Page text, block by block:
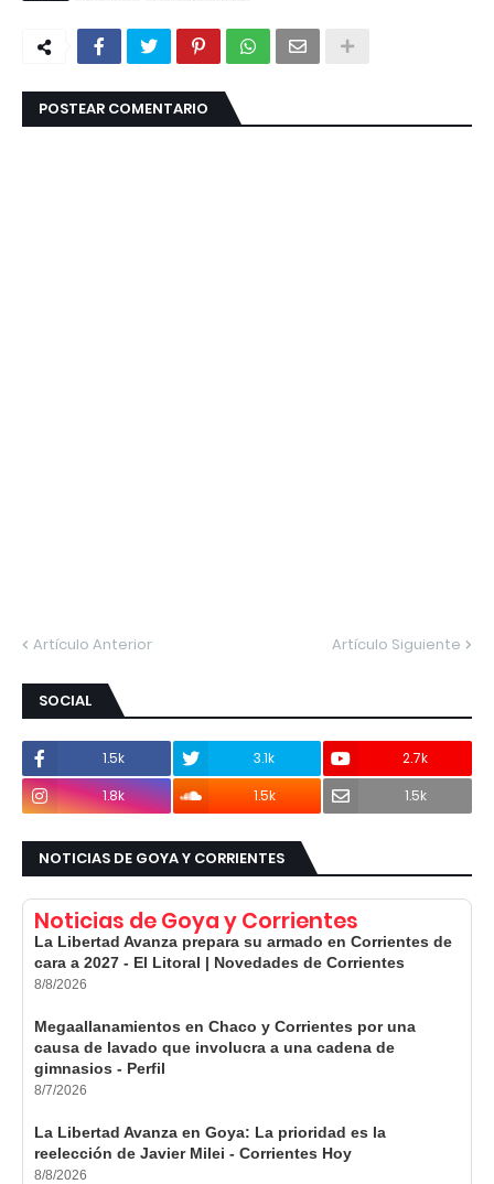
POSTEAR COMENTARIO
Artículo Anterior Artículo Siguiente
SOCIAL
1.5k 3.1k
2.7k
1.8k
1.5k 1.5k
NOTICIAS DE GOYA Y CORRIENTES
Noticias de Goya y Corrientes
La Libertad Avanza prepara su armado en Corrientes de
cara a 2027 - El Litoral | Novedades de Corrientes
8/8/2026
Megaallanamientos en Chaco y Corrientes por una
causa de lavado que involucra a una cadena de
gimnasios - Perfil
8/7/2026
La Libertad Avanza en Goya: La prioridad es la
reelección de Javier Milei - Corrientes Hoy
8/8/2026